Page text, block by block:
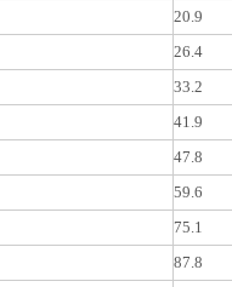
20.9
26.4
33.2
41.9
47.8
59.6
75.1
87.8